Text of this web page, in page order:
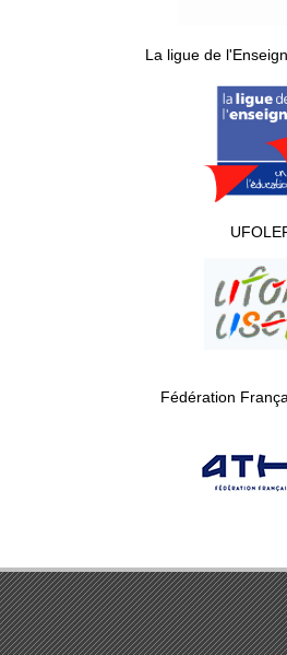
La ligue de
Fédération